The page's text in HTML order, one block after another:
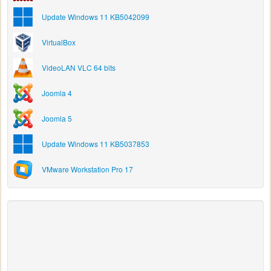
Update Windows 11 KB5042099
VirtualBox
VideoLAN VLC 64 bits
Joomla 4
Joomla 5
Update Windows 11 KB5037853
VMware Workstation Pro 17